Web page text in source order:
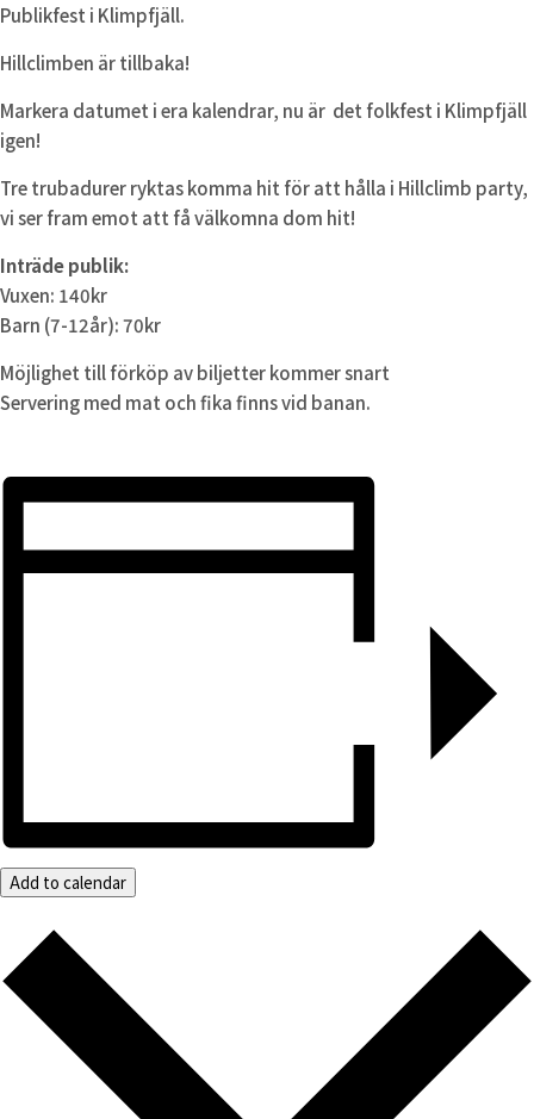
Publikfest i Klimpfjäll.
Hillclimben är tillbaka!
Markera datumet i era kalendrar, nu är det folkfest i Klimpfjäll
igen!
Tre trubadurer ryktas komma hit för att hålla i Hillclimb party,
vi ser fram emot att få välkomna dom hit!
Inträde publik:
Vuxen: 140kr
Barn (7-12år): 70kr
Möjlighet till förköp av biljetter kommer snart
Servering med mat och fika finns vid banan.
Add to calendar